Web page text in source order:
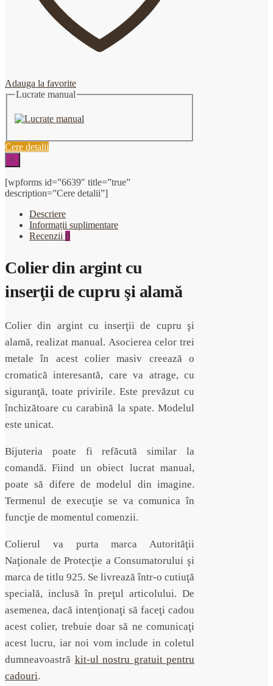
Adauga la favorite
Lucrate manual
Cere detalii
×
[wpforms id=”6639″ title=”true”
description=”Cere detalii”]
Descriere
Informații suplimentare
Recenzii 0
Colier din argint cu
inserţii de cupru şi alamă
Colier din argint cu inserţii de cupru şi
alamă, realizat manual. Asocierea celor trei
metale în acest colier masiv creează o
cromatică interesantă, care va atrage, cu
siguranţă, toate privirile. Este prevăzut cu
închizătoare cu carabină la spate. Modelul
este unicat.
Bijuteria poate fi refăcută similar la
comandă. Fiind un obiect lucrat manual,
poate să difere de modelul din imagine.
Termenul de execuţie se va comunica în
funcţie de momentul comenzii.
Colierul va purta marca Autorităţii
Naţionale de Protecţie a Consumatorului şi
marca de titlu 925. Se livrează într-o cutiuţă
specială, inclusă în preţul articolului. De
asemenea, dacă intenţionaţi să faceţi cadou
acest colier, trebuie doar să ne comunicaţi
acest lucru, iar noi vom include in coletul
dumneavoastră kit-ul nostru gratuit pentru
cadouri.